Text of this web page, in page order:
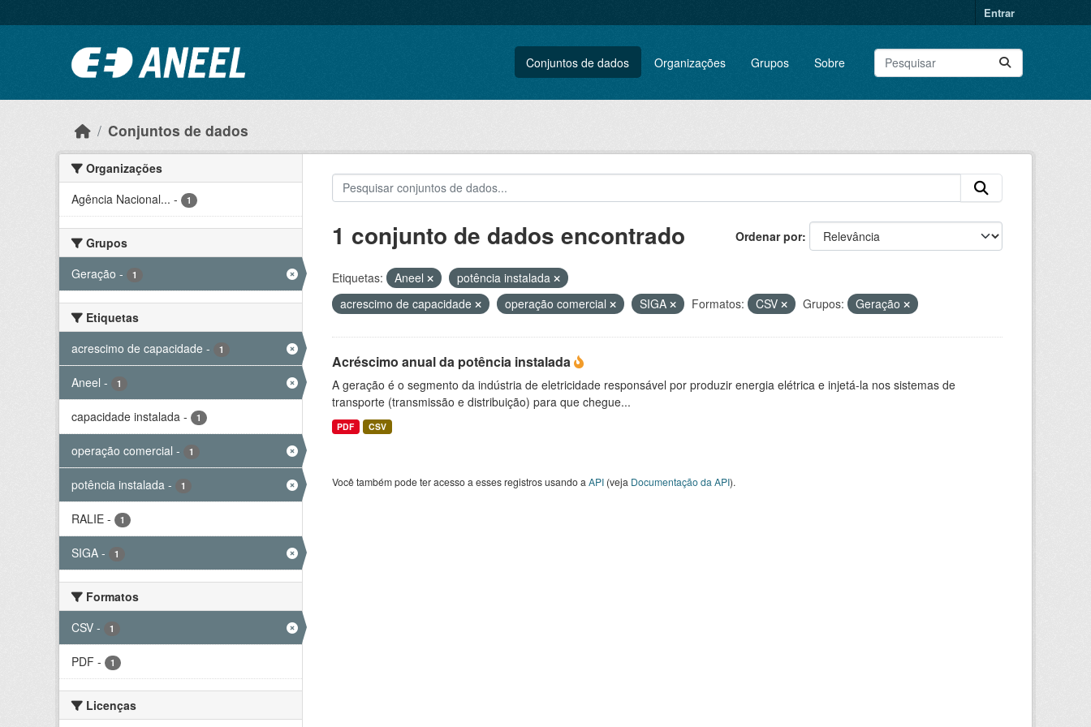
Entrar
Conjuntos de dados Organizações Grupos Sobre
Conjuntos de dados
Organizações
Agência Nacional... - 1
Grupos
Geração - 1
Etiquetas
acrescimo de capacidade - 1
Aneel - 1
capacidade instalada - 1
operação comercial - 1
potência instalada - 1
RALIE - 1
SIGA - 1
Formatos
CSV - 1
PDF - 1
Licenças
Ordenar por
1 conjunto de dados encontrado
Etiquetas: Aneel
potência instalada
acrescimo de capacidade
operação comercial SIGA Formatos: CSV Grupos: Geração
Acréscimo anual da potência instalada
A geração é o segmento da indústria de eletricidade responsável por produzir energia elétrica e injetá-la nos sistemas de
transporte (transmissão e distribuição) para que chegue...
PDF CSV
Você também pode ter acesso a esses registros usando a API(veja Documentação da API).